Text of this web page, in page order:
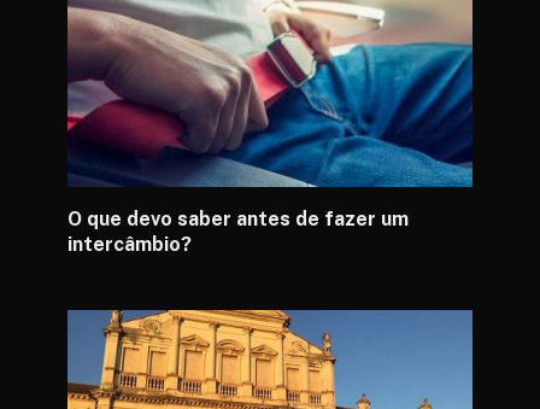
O que devo saber antes de fazer um
intercâmbio?